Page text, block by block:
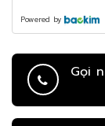
Powered by
Gọi